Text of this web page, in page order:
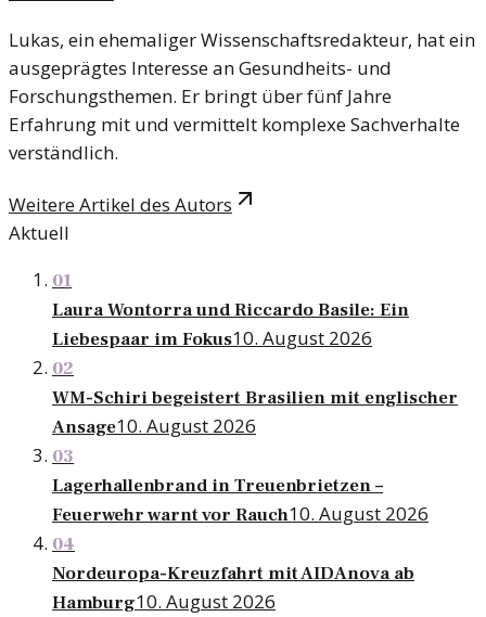
Lukas, ein ehemaliger Wissenschaftsredakteur, hat ein
ausgeprägtes Interesse an Gesundheits- und
Forschungsthemen. Er bringt über fünf Jahre
Erfahrung mit und vermittelt komplexe Sachverhalte
verständlich.
Weitere Artikel des Autors
Aktuell
01
Laura Wontorra und Riccardo Basile: Ein
Liebespaar im Fokus10. August 2026
02
WM-Schiri begeistert Brasilien mit englischer
Ansage10. August 2026
03
Lagerhallenbrand in Treuenbrietzen –
Feuerwehr warnt vor Rauch10. August 2026
04
Nordeuropa-Kreuzfahrt mit AIDAnova ab
Hamburg10. August 2026